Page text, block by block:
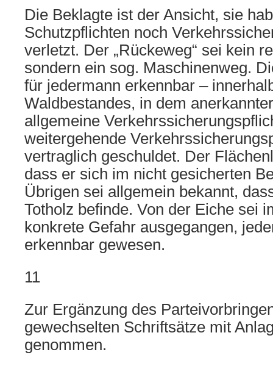
Die Beklagte ist der Ansicht, sie
Schutzpflichten noch
verletzt. Der „Rückeweg“ sei kein
sondern ein sog. Maschinenweg.
für jedermann erkennbar –
Waldbestandes, in dem
allgemeine
weitergehende
vertraglich geschuldet. Der
dass er sich im nicht gesicherten
Übrigen sei allgemein bekannt,
Totholz befinde. Von der Eiche sei
konkrete Gefahr ausgegangen,
erkennbar gewesen.
11
Zur Ergänzung des
gewechselten Schriftsätze mit
genommen.